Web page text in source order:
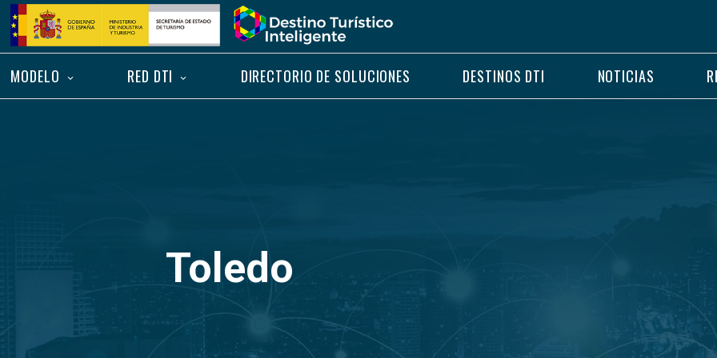
Saltar
contenido
Inicio
MODELO RED DTI DIRECTORIO DE SOLUCIONES DESTINOS DTI NOTICIAS
Toledo